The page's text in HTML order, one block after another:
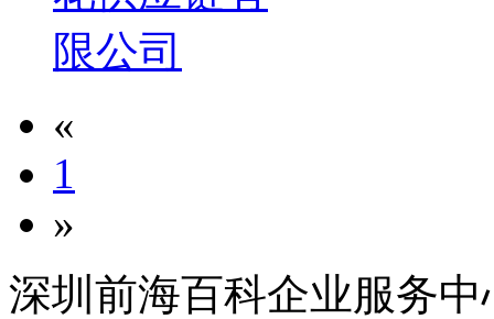
«
1
»
深圳前海百科企业服务中